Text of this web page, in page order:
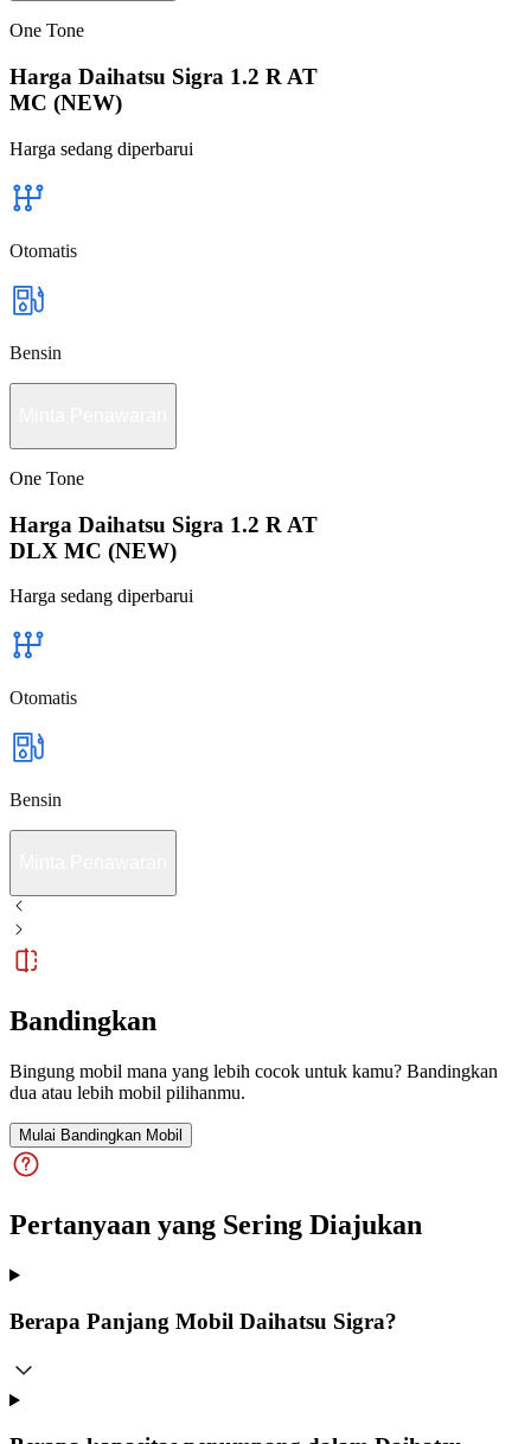
One Tone
Harga Daihatsu Sigra 1.2 R AT
MC (NEW)
Harga sedang diperbarui
Otomatis
Bensin
One Tone
Harga Daihatsu Sigra 1.2 R AT
DLX MC (NEW)
Harga sedang diperbarui
Otomatis
Bensin
Bandingkan
Bingung mobil mana yang lebih cocok untuk kamu? Bandingkan
dua atau lebih mobil pilihanmu.
Mulai Bandingkan Mobil
Pertanyaan yang Sering Diajukan
Berapa Panjang Mobil Daihatsu Sigra?